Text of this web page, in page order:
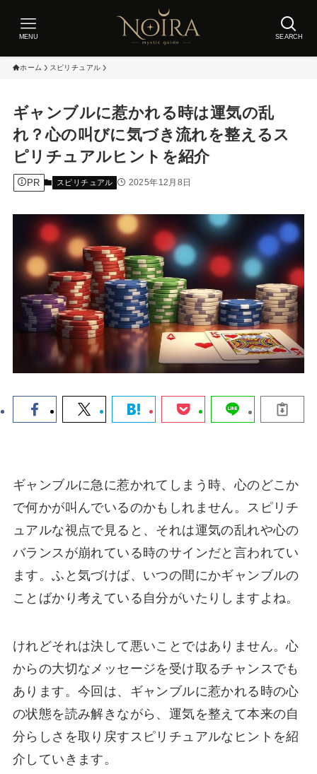
SEARCH
MENU
ホーム スピリチュアル
ギャンブルに惹かれる時は運気の乱
れ？心の叫びに気づき流れを整えるス
ピリチュアルヒントを紹介
PR スピリチュアル 2025年12月8日
ギャンブルに急に惹かれてしまう時、心のどこか
で何かが叫んでいるのかもしれません。スピリチ
ュアルな視点で見ると、それは運気の乱れや心の
バランスが崩れている時のサインだと言われてい
ます。ふと気づけば、いつの間にかギャンブルの
ことばかり考えている自分がいたりしますよね。
けれどそれは決して悪いことではありません。心
からの大切なメッセージを受け取るチャンスでも
あります。今回は、ギャンブルに惹かれる時の心
の状態を読み解きながら、運気を整えて本来の自
分らしさを取り戻すスピリチュアルなヒントを紹
介していきます。